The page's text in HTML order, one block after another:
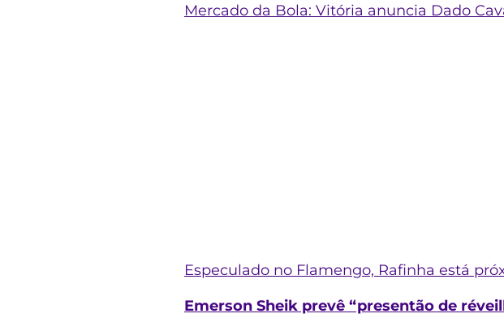
Mercado da Bola: Vitória anuncia Dado
Especulado no Flamengo, Rafinha está
Emerson Sheik prevê “presentão de